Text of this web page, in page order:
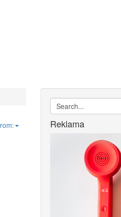
Reklama